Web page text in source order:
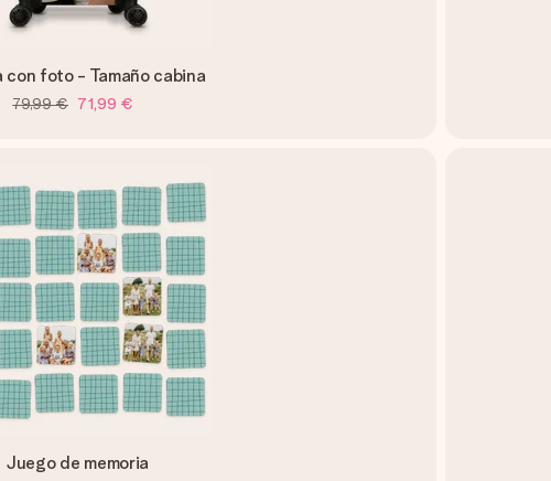
con foto - Tamaño cabina
79,99 € 71,99 €
Juego de memoria